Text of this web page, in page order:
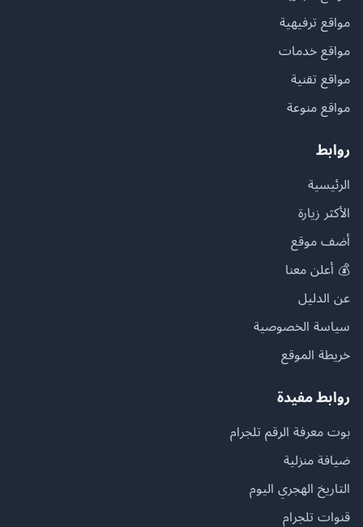
مواقع ترفيهية
مواقع خدمات
مواقع تقنية
مواقع منوعة
روابط
الرئيسية
الأكثر زيارة
أضف موقع
💰 أعلن معنا
عن الدليل
سياسة الخصوصية
خريطة الموقع
روابط مفيدة
بوت معرفة الرقم تلجرام
ضيافة منزلية
التاريخ الهجري اليوم
قنوات تلجرام